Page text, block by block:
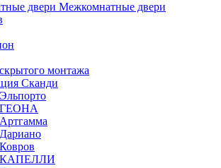
Межкомнатные двери
монтажа
Сканди
ГЕОНА
КАПЕЛЛИ